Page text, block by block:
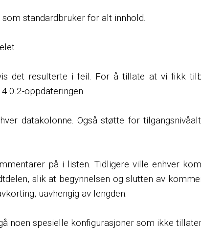
standardbruker for alt innhold.
det resulterte i feil. For å tillate at vi fikk
oppdateringen
datakolonne. Også støtte for
på i listen. Tidligere ville enhver
slik at begynnelsen og slutten av
uavhengig av lengden.
noen spesielle konfigurasjoner som ikke